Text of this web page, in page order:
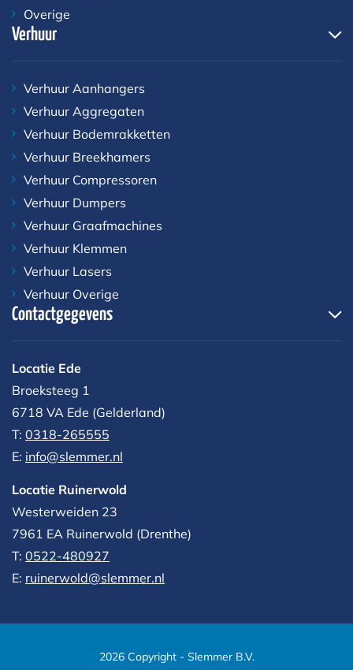
Overige
Verhuur
Verhuur Aanhangers
Verhuur Aggregaten
Verhuur Bodemrakketten
Verhuur Breekhamers
Verhuur Compressoren
Verhuur Dumpers
Verhuur Graafmachines
Verhuur Klemmen
Verhuur Lasers
Verhuur Overige
Contactgegevens
Locatie Ede
Broeksteeg 1
6718 VA Ede (Gelderland)
T: 0318-265555
E: info@slemmer.nl
Locatie Ruinerwold
Westerweiden 23
7961 EA Ruinerwold (Drenthe)
T: 0522-480927‬
E: ruinerwold@slemmer.nl
2026 Copyright - Slemmer B.V.